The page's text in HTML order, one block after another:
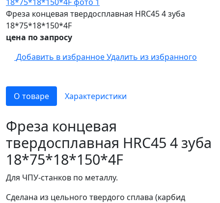
Фреза концевая твердосплавная HRC45 4 зуба
18*75*18*150*4F
цена по запросу
Добавить в избранноеУдалить из избранного
О товаре Характеристики
Фреза концевая
твердосплавная HRC45 4 зуба
18*75*18*150*4F
Для ЧПУ-станков по металлу.
Сделана из цельного твердого сплава (карбид